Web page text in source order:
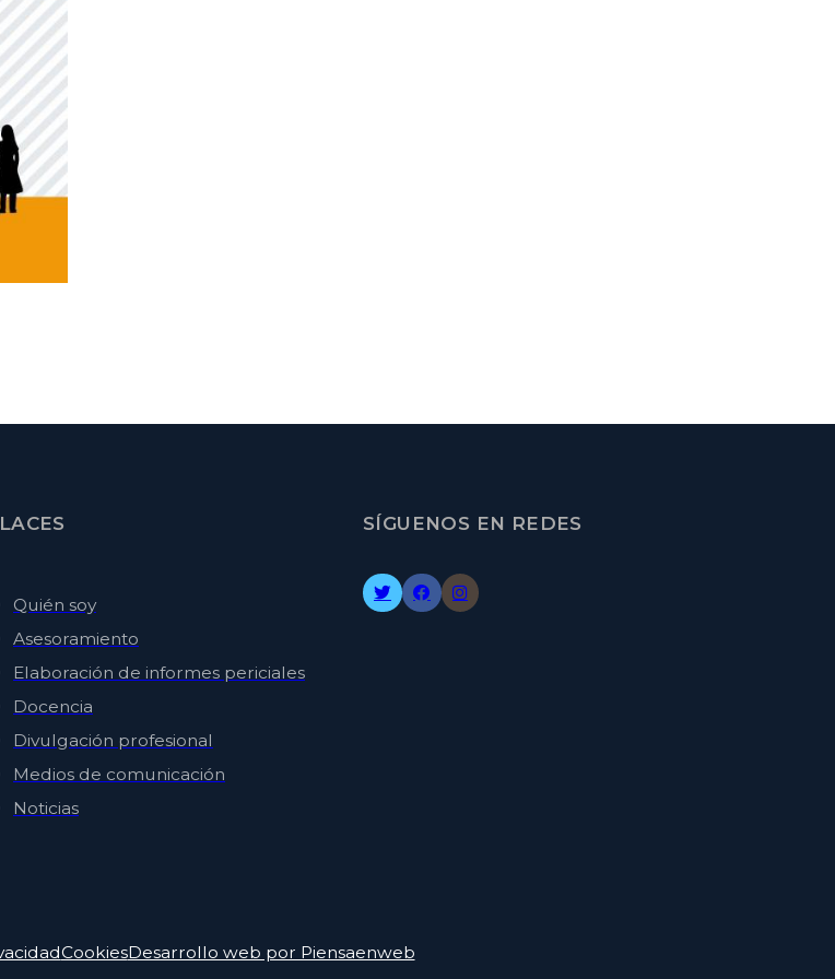
Quién soy
Asesoramiento
Elaboración de informes periciales
Docencia
Divulgación profesional
Medios de comunicación
Noticias
SÍGUENOS EN REDES
CookiesDesarrollo web por Piensaenweb